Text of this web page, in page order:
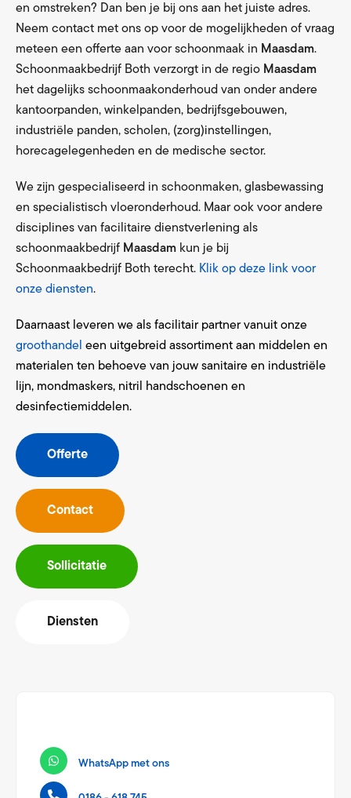
en omstreken? Dan ben je bij ons aan het juiste adres.
Neem contact met ons op voor de mogelijkheden of vraag
meteen een offerte aan voor schoonmaak in Maasdam.
Schoonmaakbedrijf Both verzorgt in de regio Maasdam
het dagelijks schoonmaakonderhoud van onder andere
kantoorpanden, winkelpanden, bedrijfsgebouwen,
industriële panden, scholen, (zorg)instellingen,
horecagelegenheden en de medische sector.
We zijn gespecialiseerd in schoonmaken, glasbewassing
en specialistisch vloeronderhoud. Maar ook voor andere
disciplines van facilitaire dienstverlening als
schoonmaakbedrijf Maasdam kun je bij
Schoonmaakbedrijf Both terecht. Klik op deze link voor
onze diensten.
Daarnaast leveren we als facilitair partner vanuit onze
groothandel een uitgebreid assortiment aan middelen en
materialen ten behoeve van jouw sanitaire en industriële
lijn, mondmaskers, nitril handschoenen en
desinfectiemiddelen.
Offerte
Contact
Sollicitatie
Diensten
WhatsApp met ons